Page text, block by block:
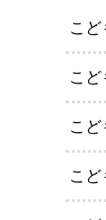
こ
こ
こ
こ